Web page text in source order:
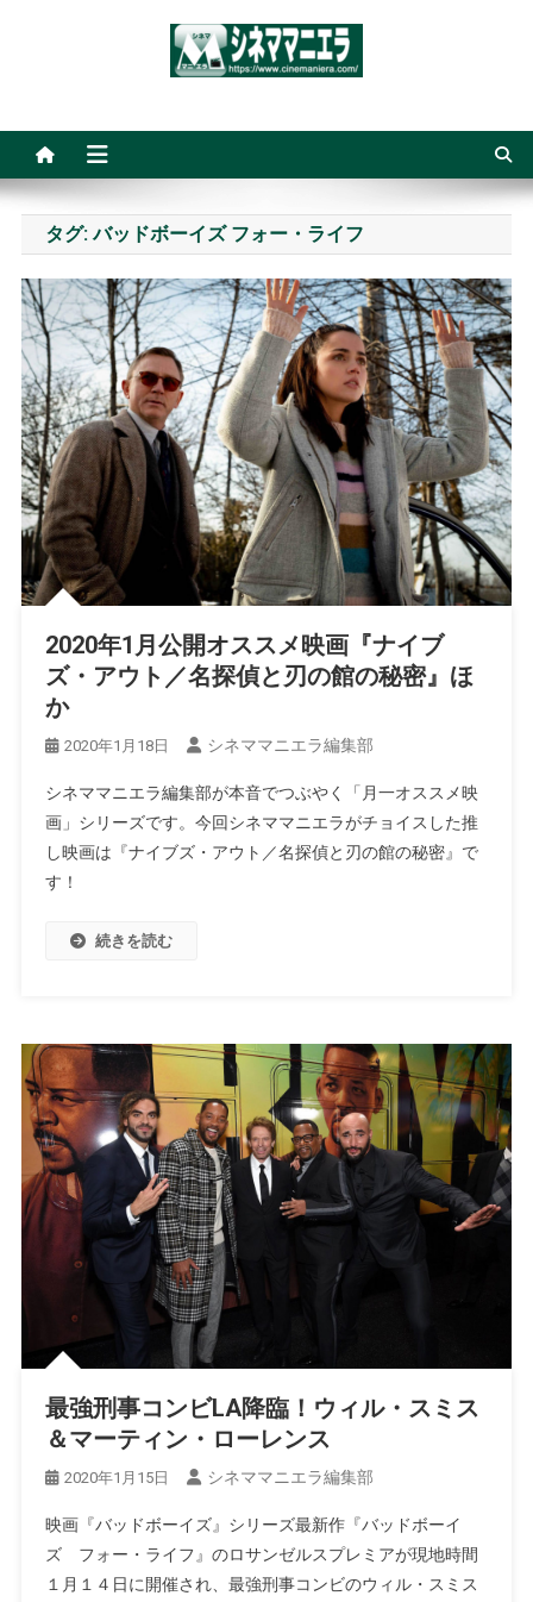
タグ:バッドボーイズ フォー・ライフ
2020年1月公開オススメ映画『ナイブ
ズ・アウト／名探偵と刃の館の秘密』ほ
か
2020年1月18日 シネママニエラ編集部
シネママニエラ編集部が本音でつぶやく「月一オススメ映
画」シリーズです。今回シネママニエラがチョイスした推
し映画は『ナイブズ・アウト／名探偵と刃の館の秘密』で
す！
続きを読む
最強刑事コンビLA降臨！ウィル・スミス
＆マーティン・ローレンス
2020年1月15日 シネママニエラ編集部
映画『バッドボーイズ』シリーズ最新作『バッドボーイ
ズ フォー・ライフ』のロサンゼルスプレミアが現地時間
１月１４日に開催され、最強刑事コンビのウィル・スミス